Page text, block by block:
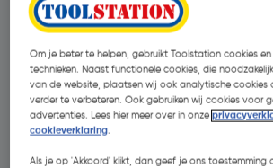
Om je beter te helpen, gebruikt Toolstation cookies
technieken. Naast functionele cookies, die
van de website, plaatsen wij ook analytische cookies
verder te verbeteren. Ook gebruiken wij cookies voor
advertenties. Lees hier meer over in onze
cookieverklaring.
Als je op 'Akkoord' klikt, dan geef je ons toestemming